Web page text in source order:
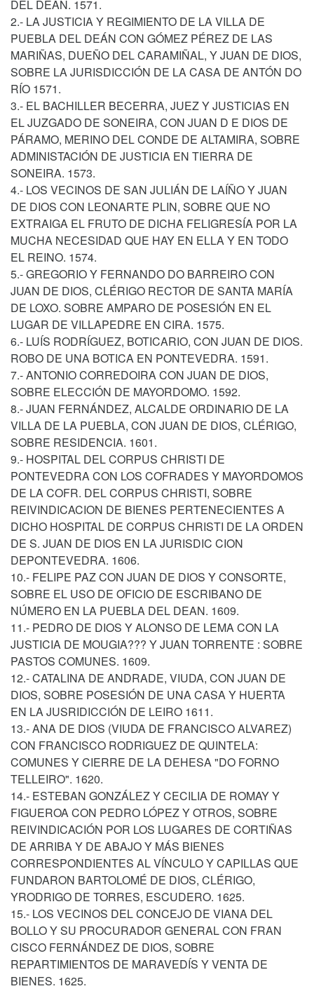
DEL DEAN. 1571.
2.- LA JUSTICIA Y REGIMIENTO DE LA VILLA DE
PUEBLA DEL DEÁN CON GÓMEZ PÉREZ DE LAS
MARIÑAS, DUEÑO DEL CARAMIÑAL, Y JUAN DE DIOS,
SOBRE LA JURISDICCIÓN DE LA CASA DE ANTÓN DO
RÍO 1571.
3.- EL BACHILLER BECERRA, JUEZ Y JUSTICIAS EN
EL JUZGADO DE SONEIRA, CON JUAN D E DIOS DE
PÁRAMO, MERINO DEL CONDE DE ALTAMIRA, SOBRE
ADMINISTACIÓN DE JUSTICIA EN TIERRA DE
SONEIRA. 1573.
4.- LOS VECINOS DE SAN JULIÁN DE LAÍÑO Y JUAN
DE DIOS CON LEONARTE PLIN, SOBRE QUE NO
EXTRAIGA EL FRUTO DE DICHA FELIGRESÍA POR LA
MUCHA NECESIDAD QUE HAY EN ELLA Y EN TODO
EL REINO. 1574.
5.- GREGORIO Y FERNANDO DO BARREIRO CON
JUAN DE DIOS, CLÉRIGO RECTOR DE SANTA MARÍA
DE LOXO. SOBRE AMPARO DE POSESIÓN EN EL
LUGAR DE VILLAPEDRE EN CIRA. 1575.
6.- LUÍS RODRÍGUEZ, BOTICARIO, CON JUAN DE DIOS.
ROBO DE UNA BOTICA EN PONTEVEDRA. 1591.
7.- ANTONIO CORREDOIRA CON JUAN DE DIOS,
SOBRE ELECCIÓN DE MAYORDOMO. 1592.
8.- JUAN FERNÁNDEZ, ALCALDE ORDINARIO DE LA
VILLA DE LA PUEBLA, CON JUAN DE DIOS, CLÉRIGO,
SOBRE RESIDENCIA. 1601.
9.- HOSPITAL DEL CORPUS CHRISTI DE
PONTEVEDRA CON LOS COFRADES Y MAYORDOMOS
DE LA COFR. DEL CORPUS CHRISTI, SOBRE
REIVINDICACION DE BIENES PERTENECIENTES A
DICHO HOSPITAL DE CORPUS CHRISTI DE LA ORDEN
DE S. JUAN DE DIOS EN LA JURISDIC CION
DEPONTEVEDRA. 1606.
10.- FELIPE PAZ CON JUAN DE DIOS Y CONSORTE,
SOBRE EL USO DE OFICIO DE ESCRIBANO DE
NÚMERO EN LA PUEBLA DEL DEAN. 1609.
11.- PEDRO DE DIOS Y ALONSO DE LEMA CON LA
JUSTICIA DE MOUGIA??? Y JUAN TORRENTE : SOBRE
PASTOS COMUNES. 1609.
12.- CATALINA DE ANDRADE, VIUDA, CON JUAN DE
DIOS, SOBRE POSESIÓN DE UNA CASA Y HUERTA
EN LA JUSRIDICCIÓN DE LEIRO 1611.
13.- ANA DE DIOS (VIUDA DE FRANCISCO ALVAREZ)
CON FRANCISCO RODRIGUEZ DE QUINTELA:
COMUNES Y CIERRE DE LA DEHESA "DO FORNO
TELLEIRO". 1620.
14.- ESTEBAN GONZÁLEZ Y CECILIA DE ROMAY Y
FIGUEROA CON PEDRO LÓPEZ Y OTROS, SOBRE
REIVINDICACIÓN POR LOS LUGARES DE CORTIÑAS
DE ARRIBA Y DE ABAJO Y MÁS BIENES
CORRESPONDIENTES AL VÍNCULO Y CAPILLAS QUE
FUNDARON BARTOLOMÉ DE DIOS, CLÉRIGO,
YRODRIGO DE TORRES, ESCUDERO. 1625.
15.- LOS VECINOS DEL CONCEJO DE VIANA DEL
BOLLO Y SU PROCURADOR GENERAL CON FRAN
CISCO FERNÁNDEZ DE DIOS, SOBRE
REPARTIMIENTOS DE MARAVEDÍS Y VENTA DE
BIENES. 1625.